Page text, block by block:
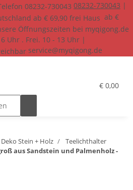
08232-730043 |
ab €
Uhr . Frei. 10 - 13 Uhr |
service@myqigong.de
€ 0,00
Deko Stein + Holz
Teelichthalter
aus Sandstein und Palmenholz -